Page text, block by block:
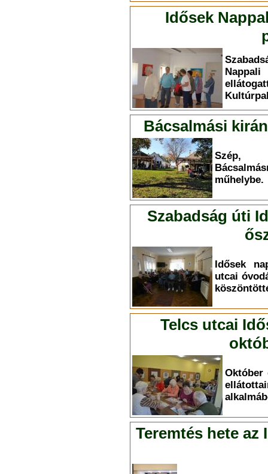
Idősek
Bácsalmási
Szép,
műhelybe.
Szabadság úti
Idősek
utcai
Telcs utcai
Október
Teremtés hete az